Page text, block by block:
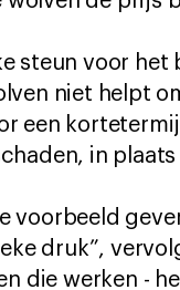
steun voor
niet helpt
een
in
voorbeeld
druk”,
die werken -